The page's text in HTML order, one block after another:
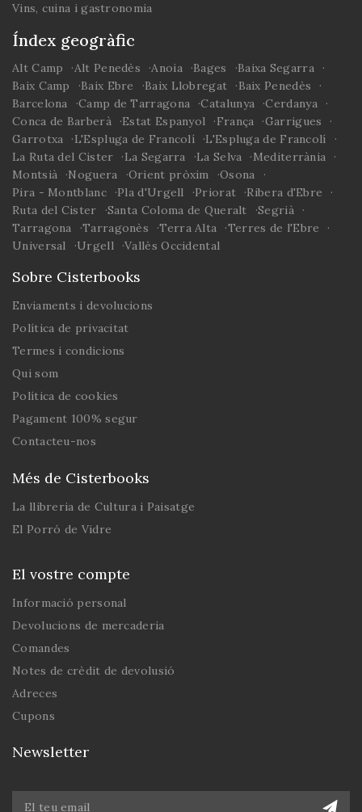
Vins, cuina i gastronomia
Índex geogràfic
Alt Camp Alt Penedès Anoia Bages
Baixa Segarra
Baix Camp
Baix Ebre Baix Llobregat
Baix Penedès
Barcelona
Camp de Tarragona Catalunya
Cerdanya
Conca de Barberà
Estat Espanyol França
Garrigues
Garrotxa
L'Espluga de Francolí
L'Espluga de Francolí
La Ruta del Cister
La Segarra La Selva
Mediterrània
Montsià
Noguera Orient pròxim
Osona
Pira - Montblanc
Pla d'Urgell Priorat
Ribera d'Ebre
Ruta del Cister
Santa Coloma de Queralt
Segrià
Tarragona
Tarragonès Terra Alta
Terres de l'Ebre
Universal
Urgell Vallès Occidental
Sobre Cisterbooks
Enviaments i devolucions
Política de privacitat
Termes i condicions
Qui som
Política de cookies
Pagament 100% segur
Contacteu-nos
Més de Cisterbooks
La llibreria de Cultura i Paisatge
El Porró de Vidre
El vostre compte
Informació personal
Devolucions de mercaderia
Comandes
Notes de crèdit de devolusió
Adreces
Cupons
Newsletter